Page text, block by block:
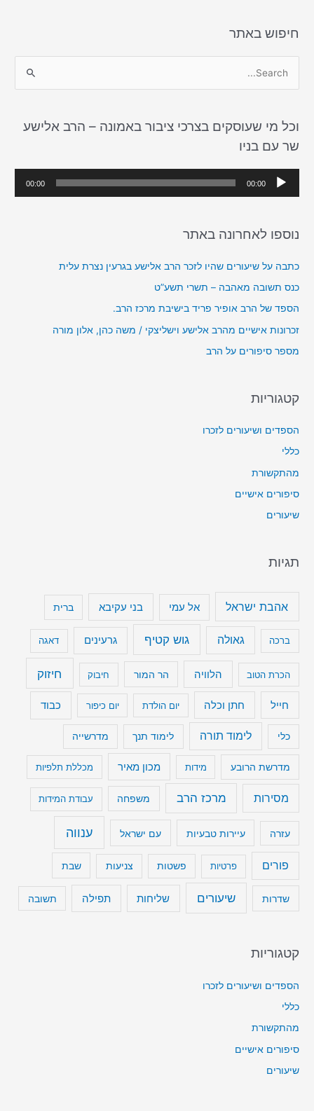
חיפוש באתר
r
c
h
וכל מי שעוסקים בצרכי ציבור באמונה – הרב אלישע
שר עם בניו
ג
א
ד
י
ו
00:00
00:00
נוספו לאחרונה באתר
כתבה על שיעורים שהיו לזכר הרב אלישע בגרעין נצרת עלית
כנס תשובה מאהבה – תשרי תשע”ט
הספד של הרב אופיר פריד בישיבת מרכז הרב.
זכרונות אישיים מהרב אלישע וישליצקי / משה כהן, אלון מורה
מספר סיפורים על הרב
קטגוריות
הספדים ושיעורים לזכרו
כללי
מהתקשורת
סיפורים אישיים
שיעורים
תגיות
אהבת ישראל אל עמי בני עקיבא ברית
ברכה גאולה גוש קטיף גרעינים דאגה
הכרת הטוב הלוויה הר המור חיבוק חיזוק
חייל חתן וכלה יום הולדת יום כיפור כבוד
כלי לימוד תורה לימוד תנך מדרשייה
מדרשת הרובע מידות מכון מאיר מכללת תלפיות
מסירות מרכז הרב משפחה עבודת המידות
עזרה עיירות טבעיות עם ישראל ענווה
פורים פרטיות פשטות צניעות שבת
שדרות שיעורים שליחות תפילה תשובה
קטגוריות
הספדים ושיעורים לזכרו
כללי
מהתקשורת
סיפורים אישיים
שיעורים